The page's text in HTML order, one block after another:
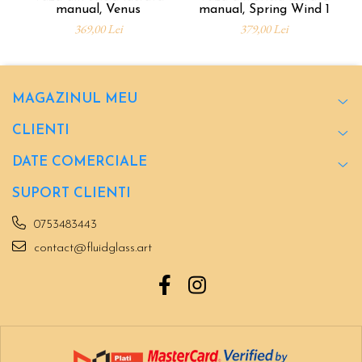
manual, Venus
369,00 Lei
manual, Spring Wind 1
379,00 Lei
MAGAZINUL MEU
CLIENTI
DATE COMERCIALE
SUPORT CLIENTI
0753483443
contact@fluidglass.art